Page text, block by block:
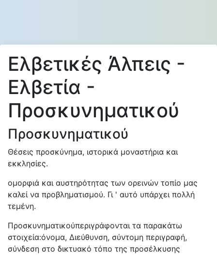
Ελβετικές Άλπεις -
Ελβετία -
Προσκυνηματικού
Προσκυνηματικού
Θέσεις προσκύνημα, ιστορικά μοναστήρια και
εκκλησίες.
ομορφιά και αυστηρότητας των ορεινών τοπίο μας
καλεί να προβληματισμού. Γι ' αυτό υπάρχει πολλή
τεμένη.
Προσκυνηματικούπεριγράφονται τα παρακάτω
στοιχεία:όνομα, Διεύθυνση, σύντομη περιγραφή,
σύνδεση στο δικτυακό τόπο της προσέλκυσης